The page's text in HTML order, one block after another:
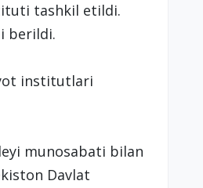
tashkil etildi.
berildi.
institutlari
munosabati bilan
Davlat